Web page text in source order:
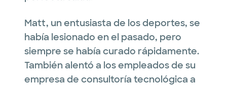
Matt, un entusiasta de los deportes, se
había lesionado en el pasado, pero
siempre se había curado rápidamente.
También alentó a los empleados de su
empresa de consultoría tecnológica a